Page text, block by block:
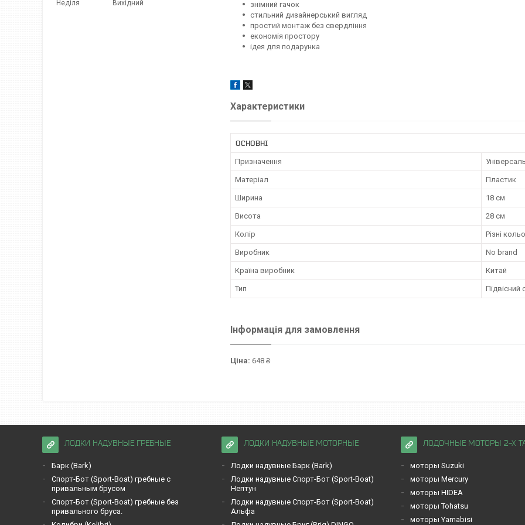
знімний гачок
стильний дизайнерський вигляд
простий монтаж без свердління
економія простору
ідея для подарунка
Характеристики
ОСНОВНІ
Призначення
Матеріал Пластик
Ширина 18 см
Висота 28 см
Колір Різні
Виробник No brand
Країна виробник Китай
Тип Підвісний
Інформація для замовлення
Ціна: 648 ₴
Неділя
Вихідний
ЛОДКИ НАДУВНЫЕ ГРЕБНЫЕ
Барк (Bark)
Спорт-Бот (Sport-Boat) гребные с
привальным брусом
Спорт-Бот (Sport-Boat) гребные без
привального бруса.
ЛОДКИ НАДУВНЫЕ МОТОРНЫЕ
Лодки надувные Барк (Bark)
Лодки надувные Спорт-Бот (Sport-Boat)
Нептун
Лодки надувные Спорт-Бот (Sport-Boat)
Альфа
ЛОДОЧНЫЕ МОТОРЫ 2-Х
моторы Suzuki
моторы Mercury
моторы HIDEA
моторы Tohatsu
моторы Yamabisi